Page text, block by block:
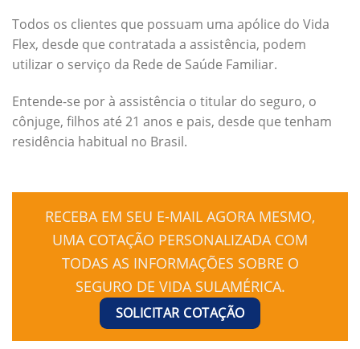
Todos os clientes que possuam uma apólice do Vida
Flex, desde que contratada a assistência, podem
utilizar o serviço da Rede de Saúde Familiar.
Entende-se por à assistência o titular do seguro, o
cônjuge, filhos até 21 anos e pais, desde que tenham
residência habitual no Brasil.
RECEBA EM SEU E-MAIL AGORA MESMO,
UMA COTAÇÃO PERSONALIZADA COM
TODAS AS INFORMAÇÕES SOBRE O
SEGURO DE VIDA SULAMÉRICA.
SOLICITAR COTAÇÃO